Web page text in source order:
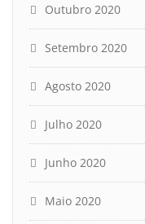
Outubro 2020
Setembro 2020
Agosto 2020
Julho 2020
Junho 2020
Maio 2020